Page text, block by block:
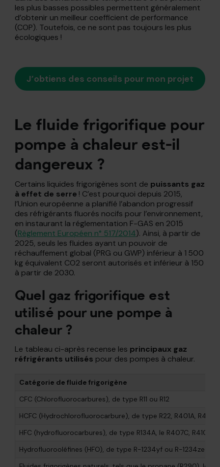
les plus basses possibles permettent généralement
d’obtenir un meilleur coefficient de performance
(COP). Toutefois, ce ne sont pas toujours les plus
écologiques !
J’obtiens des conseils pour mon projet
Le fluide frigorifique pour
pompe à chaleur est-il
dangereux ?
Certains liquides frigorigènes sont de puissants gaz
à effet de serre ! C’est pourquoi depuis 2015,
l’Union européenne a planifié l’abandon progressif
des réfrigérants fluorés nocifs pour l’environnement,
en instaurant la réglementation F-GAS en 2015
(Règlement Européen n° 517/2014). Ainsi, à partir de
2025, seuls les fluides ayant un pouvoir de
réchauffement global (PRG ou GWP) inférieur à 1 500
kg équivalent CO2 seront autorisés et inférieur à 150
à partir de 2030.
Quel gaz frigorifique est
utilisé pour une pompe à
chaleur ?
Le tableau ci-après recense les principaux gaz
réfrigérants utilisés pour des pompes à chaleur.
Catégorie de fluide frigorigène
CFC (Chlorofluorocarbures), de type R11 ou R12
HCFC (Hydrochlorofluorocarbure), de type R22, R401A,
HFC (hydrofluorocarbures), de type R134A, le R407C, R410A,
Hydrofluorooléfines (HFO), de type R-1234yf ou R-1234ze